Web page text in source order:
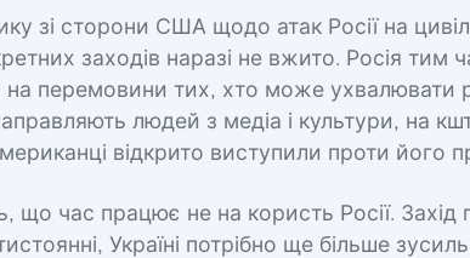
зі сторони США щодо атак Росії на
заходів наразі не вжито. Росія тим
на перемовини тих, хто може ухвалювати
людей з медіа і культури, на
відкрито виступили проти його
що час працює не на користь Росії. Захід
Україні потрібно ще більше